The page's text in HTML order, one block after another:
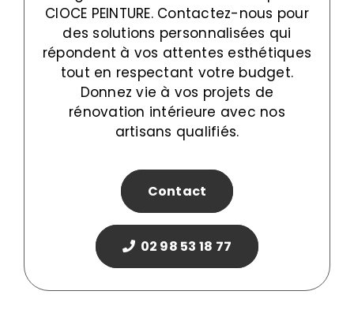
CIOCE PEINTURE. Contactez-nous pour
des solutions personnalisées qui
répondent à vos attentes esthétiques
tout en respectant votre budget.
Donnez vie à vos projets de
rénovation intérieure avec nos
artisans qualifiés.
Contact
02 98 53 18 77